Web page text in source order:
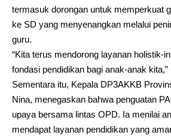
termasuk dorongan untuk memperkuat
ke SD yang menyenangkan melalui
guru.
“Kita terus mendorong layanan holistik-
fondasi pendidikan bagi anak-anak kita,”
Sementara itu, Kepala DP3AKKB
Nina, menegaskan bahwa penguatan
upaya bersama lintas OPD. Ia menilai
mendapat layanan pendidikan yang